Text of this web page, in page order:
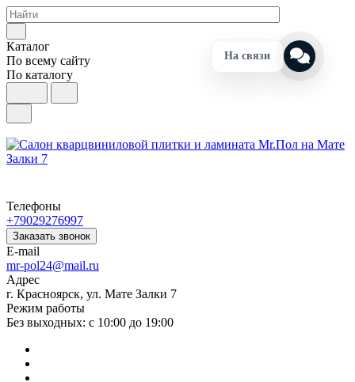
Каталог
По всему сайту
По каталогу
Телефоны
+79029276997
Заказать звонок
E-mail
mr-pol24@mail.ru
Адрес
г. Красноярск, ул. Мате Залки 7
Режим работы
Без выходных: с 10:00 до 19:00
На связи